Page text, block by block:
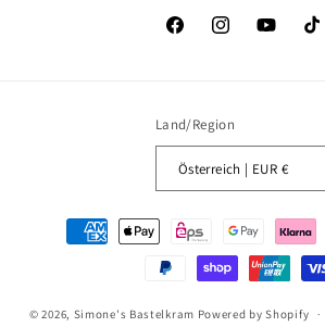
FacebookInstagramYouTube
Land/Region
Österreich | EUR €
Zahlungsmethoden
© 2026, Simone's Bastelkram Powered by Shopify